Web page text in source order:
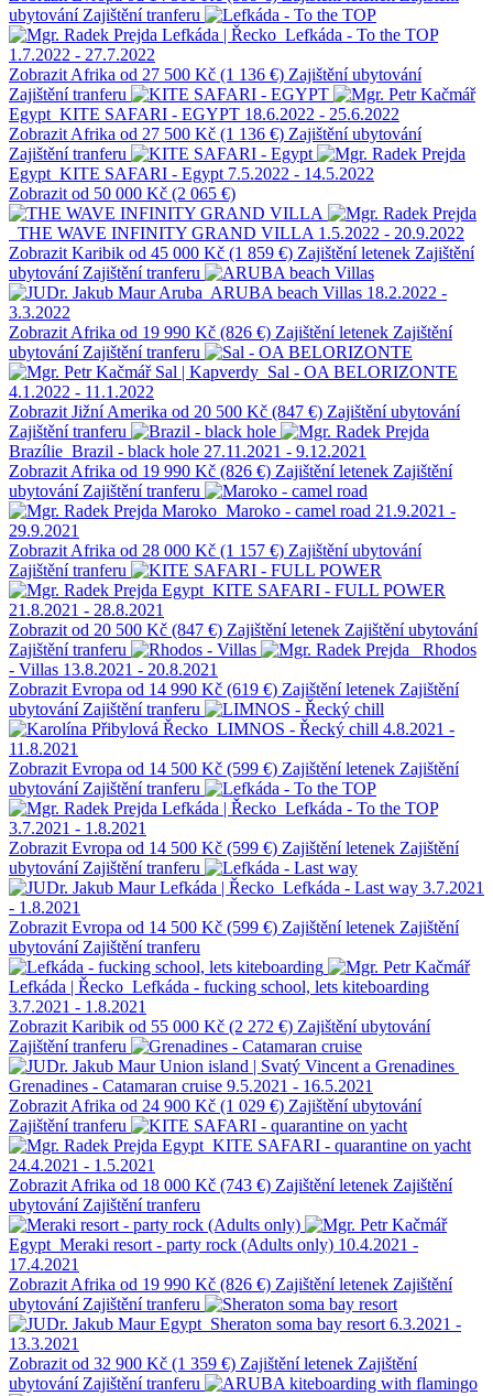
ubytování Zajištění tranferu
Lefkáda | Řecko Lefkáda - To the TOP
1.7.2022 - 27.7.2022
Zobrazit Afrika od 27 500 Kč (1 136 €) Zajištění ubytování
Zajištění tranferu
Egypt KITE SAFARI - EGYPT 18.6.2022 - 25.6.2022
Zobrazit Afrika od 27 500 Kč (1 136 €) Zajištění ubytování
Zajištění tranferu
Egypt KITE SAFARI - Egypt 7.5.2022 - 14.5.2022
Zobrazit od 50 000 Kč (2 065 €)
THE WAVE INFINITY GRAND VILLA 1.5.2022 - 20.9.2022
Zobrazit Karibik od 45 000 Kč (1 859 €) Zajištění letenek Zajištění
ubytování Zajištění tranferu
Aruba ARUBA beach Villas 18.2.2022 -
3.3.2022
Zobrazit Afrika od 19 990 Kč (826 €) Zajištění letenek Zajištění
ubytování Zajištění tranferu
Sal | Kapverdy Sal - OA BELORIZONTE
4.1.2022 - 11.1.2022
Zobrazit Jižní Amerika od 20 500 Kč (847 €) Zajištění ubytování
Zajištění tranferu
Brazílie Brazil - black hole 27.11.2021 - 9.12.2021
Zobrazit Afrika od 19 990 Kč (826 €) Zajištění letenek Zajištění
ubytování Zajištění tranferu
Maroko Maroko - camel road 21.9.2021 -
29.9.2021
Zobrazit Afrika od 28 000 Kč (1 157 €) Zajištění ubytování
Zajištění tranferu
Egypt KITE SAFARI - FULL POWER
21.8.2021 - 28.8.2021
Zobrazit od 20 500 Kč (847 €) Zajištění letenek Zajištění ubytování
Zajištění tranferu
Rhodos
- Villas 13.8.2021 - 20.8.2021
Zobrazit Evropa od 14 990 Kč (619 €) Zajištění letenek Zajištění
ubytování Zajištění tranferu
Řecko LIMNOS - Řecký chill 4.8.2021 -
11.8.2021
Zobrazit Evropa od 14 500 Kč (599 €) Zajištění letenek Zajištění
ubytování Zajištění tranferu
Lefkáda | Řecko Lefkáda - To the TOP
3.7.2021 - 1.8.2021
Zobrazit Evropa od 14 500 Kč (599 €) Zajištění letenek Zajištění
ubytování Zajištění tranferu
Lefkáda | Řecko Lefkáda - Last way 3.7.2021
- 1.8.2021
Zobrazit Evropa od 14 500 Kč (599 €) Zajištění letenek Zajištění
ubytování Zajištění tranferu
Lefkáda | Řecko Lefkáda - fucking school, lets kiteboarding
3.7.2021 - 1.8.2021
Zobrazit Karibik od 55 000 Kč (2 272 €) Zajištění ubytování
Zajištění tranferu
Union island | Svatý Vincent a Grenadines
Grenadines - Catamaran cruise 9.5.2021 - 16.5.2021
Zobrazit Afrika od 24 900 Kč (1 029 €) Zajištění ubytování
Zajištění tranferu
Egypt KITE SAFARI - quarantine on yacht
24.4.2021 - 1.5.2021
Zobrazit Afrika od 18 000 Kč (743 €) Zajištění letenek Zajištění
ubytování Zajištění tranferu
Egypt Meraki resort - party rock (Adults only) 10.4.2021 -
17.4.2021
Zobrazit Afrika od 19 990 Kč (826 €) Zajištění letenek Zajištění
ubytování Zajištění tranferu
Egypt Sheraton soma bay resort 6.3.2021 -
13.3.2021
Zobrazit od 32 900 Kč (1 359 €) Zajištění letenek Zajištění
ubytování Zajištění tranferu